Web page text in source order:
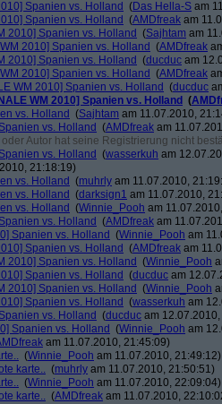
Spanien vs. Holland (Das Hella-S am
Spanien vs. Holland (AMDfreak am
2010] Spanien vs. Holland (Sajhtam am
2010] Spanien vs. Holland (AMDfreak
2010] Spanien vs. Holland (ducduc am
2010] Spanien vs. Holland (AMDfreak
WM 2010] Spanien vs. Holland (ducduc
WM 2010] Spanien vs. Holland (
vs. Holland (Sajhtam am 11.07.2010,
vs. Holland (AMDfreak am
Autor hat seine Registrierung nicht
vs. Holland (wasserkuh am
21:18:19)
vs. Holland (muhrly am 11.07.2010,
vs. Holland (darksign1 am 11.07.2010,
vs. Holland (Winnie_Pooh am
vs. Holland (AMDfreak am
Spanien vs. Holland (Winnie_Pooh am
Spanien vs. Holland (AMDfreak am
2010] Spanien vs. Holland (Winnie_Pooh
Spanien vs. Holland (ducduc am
2010] Spanien vs. Holland (Winnie_Pooh
Spanien vs. Holland (wasserkuh am
vs. Holland (ducduc am
Spanien vs. Holland (Winnie_Pooh am
am 11.07.2010, 21:45:09)
(Winnie_Pooh am 11.07.2010, 21:49:12)
karte.. (muhrly am 11.07.2010, 21:50:51)
(Winnie_Pooh am 11.07.2010, 22:09:04)
karte.. (AMDfreak am 11.07.2010,